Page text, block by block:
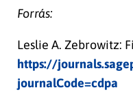
Forrás:
Leslie A. Zebrowitz:
https://
journalCode=cdpa